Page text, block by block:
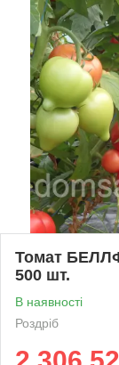
Томат
500 шт.
В наявності
Роздріб